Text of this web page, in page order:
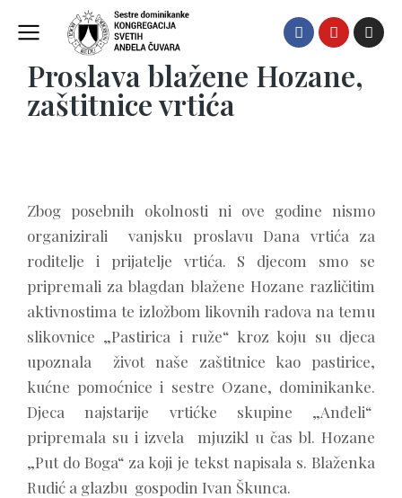
Dječji vrtić Blažena Hozana
Proslava blažene Hozane,
zaštitnice vrtića
Zbog posebnih okolnosti ni ove godine nismo
organizirali vanjsku proslavu Dana vrtića za
roditelje i prijatelje vrtića. S djecom smo se
pripremali za blagdan blažene Hozane različitim
aktivnostima te izložbom likovnih radova na temu
slikovnice „Pastirica i ruže“ kroz koju su djeca
upoznala život naše zaštitnice kao pastirice,
kućne pomoćnice i sestre Ozane, dominikanke.
Djeca najstarije vrtićke skupine „Anđeli“
pripremala su i izvela mjuzikl u čas bl. Hozane
„Put do Boga“ za koji je tekst napisala s. Blaženka
Rudić a glazbu gospodin Ivan Škunca.